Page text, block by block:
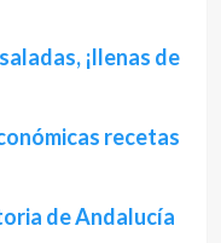
¡llenas de
recetas
de Andalucía